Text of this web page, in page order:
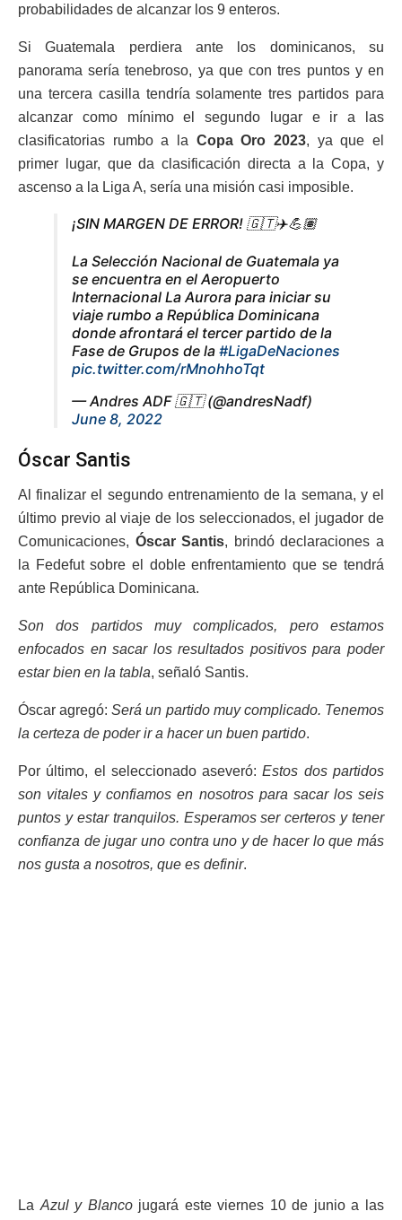
probabilidades de alcanzar los 9 enteros.
Si Guatemala perdiera ante los dominicanos, su
panorama sería tenebroso, ya que con tres puntos y en
una tercera casilla tendría solamente tres partidos para
alcanzar como mínimo el segundo lugar e ir a las
clasificatorias rumbo a la Copa Oro 2023, ya que el
primer lugar, que da clasificación directa a la Copa, y
ascenso a la Liga A, sería una misión casi imposible.
¡SIN MARGEN DE ERROR! 🇬🇹✈️💪🏽
La Selección Nacional de Guatemala ya
se encuentra en el Aeropuerto
Internacional La Aurora para iniciar su
viaje rumbo a República Dominicana
donde afrontará el tercer partido de la
Fase de Grupos de la #LigaDeNaciones
pic.twitter.com/rMnohhoTqt
— Andres ADF 🇬🇹 (@andresNadf)
June 8, 2022
Óscar Santis
Al finalizar el segundo entrenamiento de la semana, y el
último previo al viaje de los seleccionados, el jugador de
Comunicaciones, Óscar Santis, brindó declaraciones a
la Fedefut sobre el doble enfrentamiento que se tendrá
ante República Dominicana.
Son dos partidos muy complicados, pero estamos
enfocados en sacar los resultados positivos para poder
estar bien en la tabla, señaló Santis.
Óscar agregó:Será un partido muy complicado. Tenemos
la certeza de poder ir a hacer un buen partido.
Por último, el seleccionado aseveró:Estos dos partidos
son vitales y confiamos en nosotros para sacar los seis
puntos y estar tranquilos. Esperamos ser certeros y tener
confianza de jugar uno contra uno y de hacer lo que más
nos gusta a nosotros, que es definir.
La Azul y Blancojugará este viernes 10 de junio a las